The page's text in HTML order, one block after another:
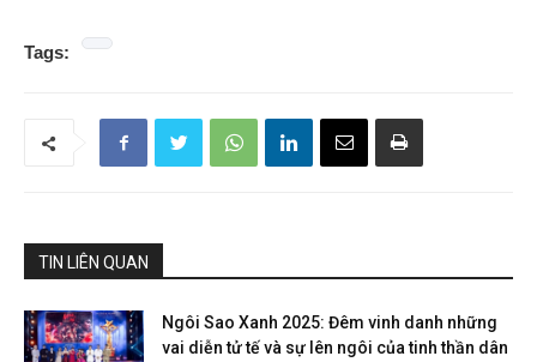
Tags:
TIN LIÊN QUAN
Ngôi Sao Xanh 2025: Đêm vinh danh những
vai diễn tử tế và sự lên ngôi của tinh thần dân